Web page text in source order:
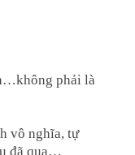
phải là
vô nghĩa, tự
đã qua…